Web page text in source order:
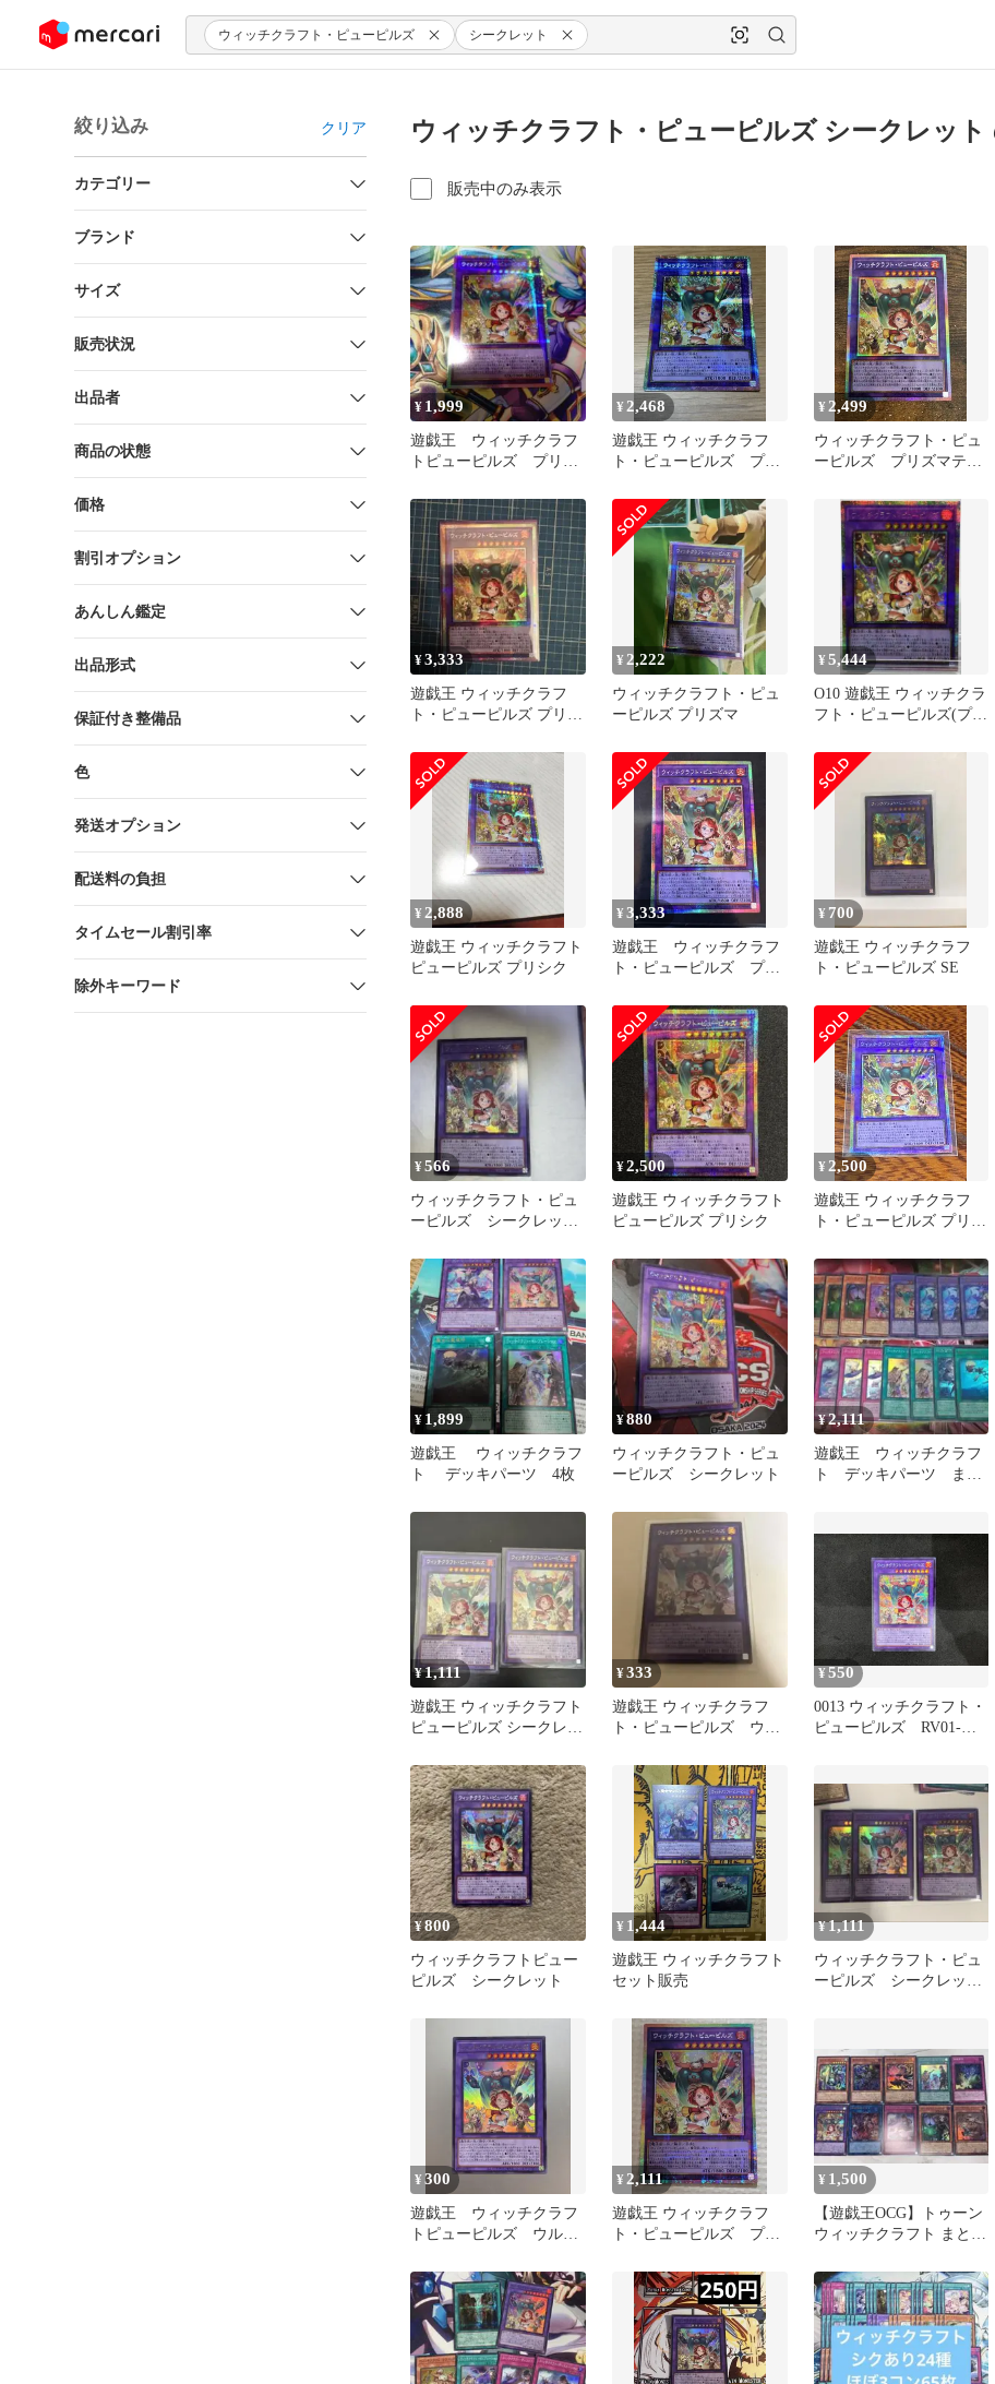
ツにスキップ ウィッチクラフト・ピューピルズ シークレット
絞り込み クリア
カテゴリー
ブランド
サイズ
販売状況
出品者
商品の状態
価格
割引オプション
あんしん鑑定
出品形式
保証付き整備品
色
発送オプション
配送料の負担
タイムセール割引率
除外キーワード
ウィッチクラフト・ピューピルズ シークレット
販売中のみ表示
¥ 1,999
遊戯王 ウィッチクラフ
トピューピルズ プリズ
レア
¥ 2,468
遊戯王 ウィッチクラフ
ト・ピューピルズ プリ
ークレットレア
¥ 2,499
ウィッチクラフト・ピュ
ーピルズ プリズマティ
¥3,333
遊戯王 ウィッチクラフ
ト・ピューピルズ プリズ
¥ 2,222
ウィッチクラフト・ピュ
ーピルズ プリズマ
¥5,444
O10 遊戯王 ウィッチクラ
フト・ピューピルズ(プリ
¥ 2,888
遊戯王 ウィッチクラフト
ピューピルズ プリシク
¥3,333
遊戯王 ウィッチクラフ
ト・ピューピルズ プリ
¥ 700
遊戯王 ウィッチクラフ
ト・ピューピルズ SE
¥566
ウィッチクラフト・ピュ
ーピルズ シークレット
¥2,500
遊戯王 ウィッチクラフト
ピューピルズ プリシク
¥ 2,500
遊戯王 ウィッチクラフ
ト・ピューピルズ プリズ
ト プリシク
¥ 1,899
遊戯王 ウィッチクラフ
ト デッキパーツ 4枚
¥880
ウィッチクラフト・ピュ
ーピルズ シークレット
¥2,111
遊戯王 ウィッチクラフ
ト デッキパーツ まと
¥1,111
遊戯王 ウィッチクラフト
ピューピルズ シークレッ
¥333
遊戯王 ウィッチクラフ
ト・ピューピルズ ウル
¥550
0013 ウィッチクラフト・
ピューピルズ RV01-
¥800
ウィッチクラフトピュー
ピルズ シークレット
¥ 1,444
遊戯王 ウィッチクラフト
セット販売
¥1,111
ウィッチクラフト・ピュ
ーピルズ シークレット
¥300
遊戯王 ウィッチクラフ
トピューピルズ ウルト
¥ 2,111
遊戯王 ウィッチクラフ
ト・ピューピルズ プリ
プリシク
¥ 1,500
【遊戯王OCG】トゥーン
ウィッチクラフト まとめ